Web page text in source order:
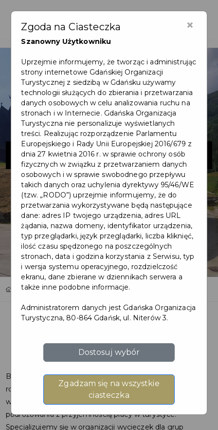
EID-POL
Home Oferty EID-POL
Biuro Turystyczno – Handlowe EID-POL powstało w 1993
roku. Od tego czasu z powodzeniem organizujemy
wyjazdy dla naszych klientów łącząc naszą pasję
podróżowania z przyjemnością pracy w turystyce.
Specjalizujemy się w organizacji wycieczek dla grup
×
Zgoda na Ciasteczka
Szanowny Użytkowniku
Uprzejmie informujemy, że tworząc i administrując
strony internetowe Gdańskiej Organizacji
Turystycznej z siedzibą w Gdańsku używamy
technologii służących do zbierania i przetwarzania
danych osobowych w celu analizowania ruchu na
stronach i w Internecie. Gdańska Organizacja
Turystyczna nie personalizuje wyświetlanych
treści. Realizując rozporządzenie Parlamentu
Europejskiego i Rady Unii Europejskiej 2016/679 z
dnia 27 kwietnia 2016 r. w sprawie ochrony osób
fizycznych w związku z przetwarzaniem danych
osobowych i w sprawie swobodnego przepływu
takich danych oraz uchylenia dyrektywy 95/46/WE
(tzw. „RODO”) uprzejmie informujemy, że do
przetwarzania wykorzystywane będą następujące
dane: adres IP twojego urządzenia, adres URL
żądania, nazwa domeny, identyfikator urządzenia,
typ przeglądarki, język przeglądarki, liczba kliknięć,
ilość czasu spędzonego na poszczególnych
stronach, data i godzina korzystania z Serwisu, typ
i wersja systemu operacyjnego, rozdzielczość
ekranu, dane zbierane w dziennikach serwera a
także inne podobne informacje.
Administratorem danych jest Gdańska Organizacja
Turystyczna, 80-864 Gdańsk, ul. Niterów 3.
Dostosuj wybór
Zgadzam się na wszystkie
ciasteczka